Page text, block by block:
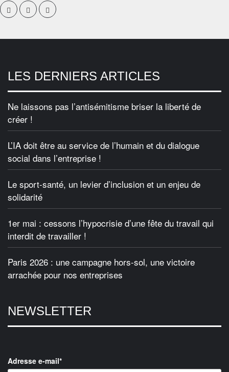
LES DERNIERS ARTICLES
Ne laissons pas l’antisémitisme briser la liberté de
créer !
L’IA doit être au service de l’humain et du dialogue
social dans l’entreprise !
Le sport-santé, un levier d’inclusion et un enjeu de
solidarité
1er mai : cessons l’hypocrisie d’une fête du travail qui
interdit de travailler !
Paris 2026 : une campagne hors-sol, une victoire
arrachée pour nos entreprises
NEWSLETTER
Adresse e-mail*